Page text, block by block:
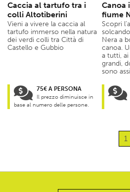
Caccia al tartufo tra i
colli Altotiberini
Vieni a vivere la caccia al
tartufo immerso nella natura
dei verdi colli tra Città di
Castello e Gubbio
75€ A PERSONA
Il prezzo diminuisce in
base al numero delle persone.
Canoa
fiume
Scopri
Nera a
canoa.
a tutti,
grandi,
sono
1